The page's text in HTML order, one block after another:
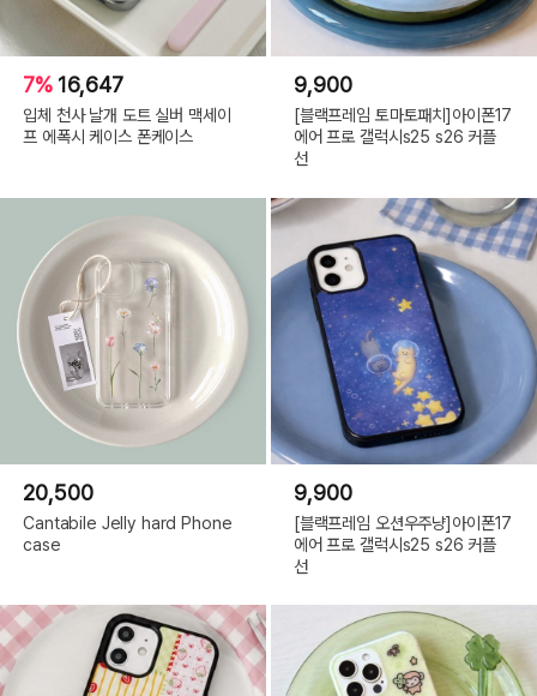
7% 16,647
입체 천사 날개 도트 실버 맥세이
프 에폭시 케이스 폰케이스
9,900
[블랙프레임 토마토패치]아이폰17
에어 프로 갤럭시s25 s26 커플
선
20,500
Cantabile Jelly hard Phone
case
9,900
[블랙프레임 오션우주냥]아이폰17
에어 프로 갤럭시s25 s26 커플
선